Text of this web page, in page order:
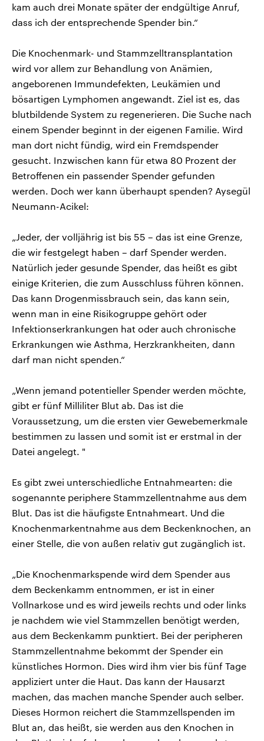
kam auch drei Monate später der endgültige Anruf,
dass ich der entsprechende Spender bin.“
Die Knochenmark- und Stammzelltransplantation
wird vor allem zur Behandlung von Anämien,
angeborenen Immundefekten, Leukämien und
bösartigen Lymphomen angewandt. Ziel ist es, das
blutbildende System zu regenerieren. Die Suche nach
einem Spender beginnt in der eigenen Familie. Wird
man dort nicht fündig, wird ein Fremdspender
gesucht. Inzwischen kann für etwa 80 Prozent der
Betroffenen ein passender Spender gefunden
werden. Doch wer kann überhaupt spenden? Aysegül
Neumann-Acikel:
„Jeder, der volljährig ist bis 55 – das ist eine Grenze,
die wir festgelegt haben – darf Spender werden.
Natürlich jeder gesunde Spender, das heißt es gibt
einige Kriterien, die zum Ausschluss führen können.
Das kann Drogenmissbrauch sein, das kann sein,
wenn man in eine Risikogruppe gehört oder
Infektionserkrankungen hat oder auch chronische
Erkrankungen wie Asthma, Herzkrankheiten, dann
darf man nicht spenden.“
„Wenn jemand potentieller Spender werden möchte,
gibt er fünf Milliliter Blut ab. Das ist die
Voraussetzung, um die ersten vier Gewebemerkmale
bestimmen zu lassen und somit ist er erstmal in der
Datei angelegt. "
Es gibt zwei unterschiedliche Entnahmearten: die
sogenannte periphere Stammzellentnahme aus dem
Blut. Das ist die häufigste Entnahmeart. Und die
Knochenmarkentnahme aus dem Beckenknochen, an
einer Stelle, die von außen relativ gut zugänglich ist.
„Die Knochenmarkspende wird dem Spender aus
dem Beckenkamm entnommen, er ist in einer
Vollnarkose und es wird jeweils rechts und oder links
je nachdem wie viel Stammzellen benötigt werden,
aus dem Beckenkamm punktiert. Bei der peripheren
Stammzellentnahme bekommt der Spender ein
künstliches Hormon. Dies wird ihm vier bis fünf Tage
appliziert unter die Haut. Das kann der Hausarzt
machen, das machen manche Spender auch selber.
Dieses Hormon reichert die Stammzellspenden im
Blut an, das heißt, sie werden aus den Knochen in